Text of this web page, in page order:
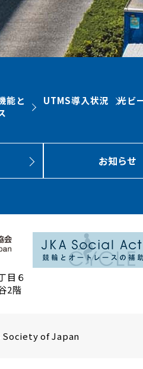
能と
UTMS導入状況 光ビ
お知らせ
目６
2階
Society of Japan